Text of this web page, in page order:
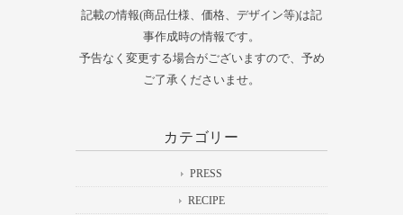
記載の情報(商品仕様、価格、デザイン等)は記
事作成時の情報です。
予告なく変更する場合がございますので、予め
ご了承くださいませ。
カテゴリー
PRESS
RECIPE